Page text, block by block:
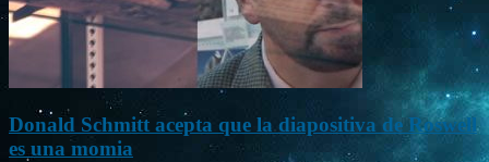
Donald Schmitt acepta que la diapositiva de Roswell
es una momia